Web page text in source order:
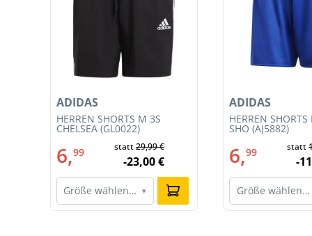
HERREN SHORTS M 3S
CHELSEA (GL0022)
ADIDAS
6,99 statt29,99 €
-23,00 €
Größe wählen… ▾
HERREN
SHO (AJ5882)
ADIDAS
6,99 statt
-
Größe wählen…